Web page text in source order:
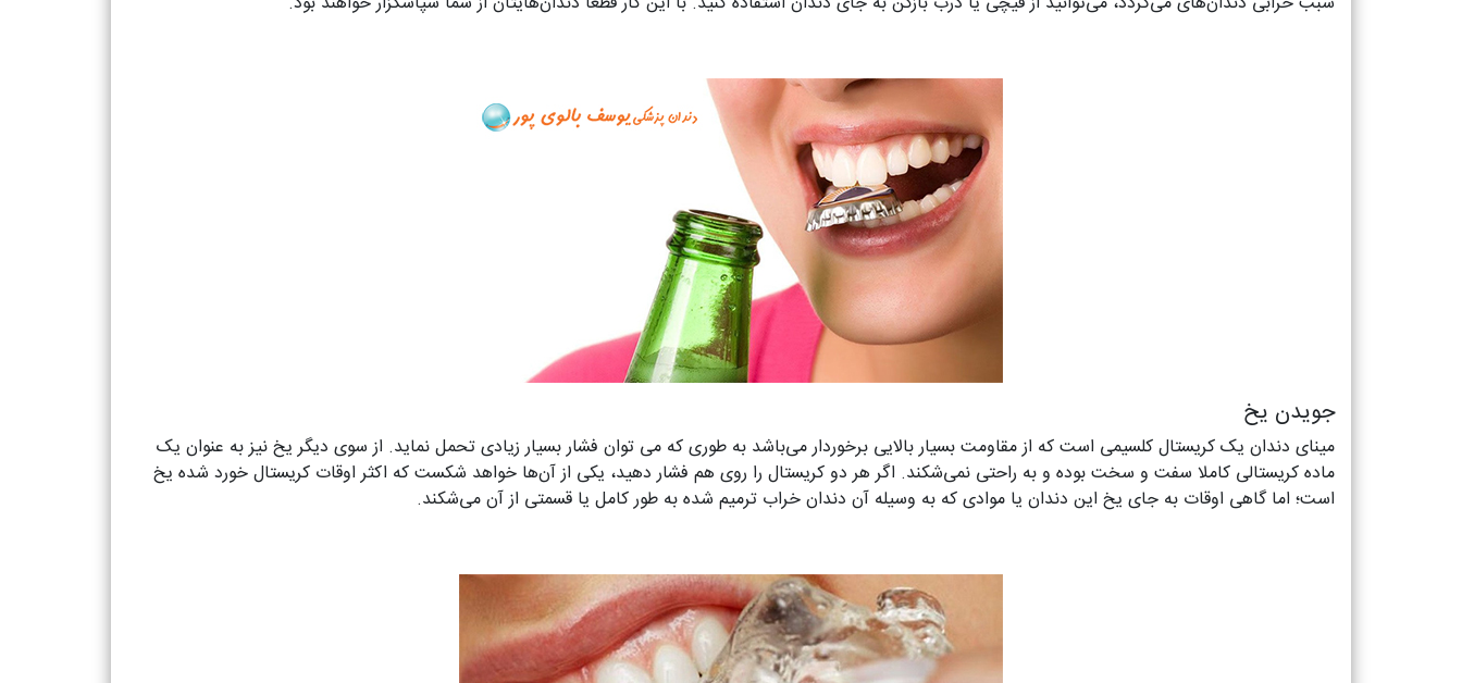
جویدن یخ
مینای دندان یک کریستال کلسیمی است که از مقاومت بسیار بالایی برخوردار می‌باشد به طوری که می توان فشار بسیار زیادی تحمل نماید. از سوی دیگر یخ نیز به عنوان یک
ماده کریستالی کاملا سفت و سخت بوده و به راحتی نمی‌شکند. اگر هر دو کریستال را روی هم فشار دهید، یکی از آن‌ها خواهد شکست که اکثر اوقات کریستال خورد شده یخ
است؛ اما گاهی اوقات به جای یخ این دندان یا موادی که به وسیله آن دندان خراب ترمیم شده به طور کامل یا قسمتی از آن می‌شکند.